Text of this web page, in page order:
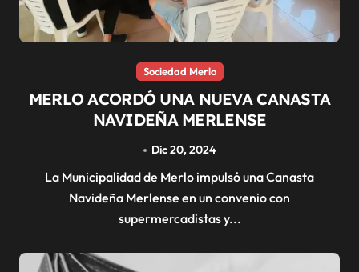
Sociedad Merlo
MERLO ACORDÓ UNA NUEVA CANASTA
NAVIDEÑA MERLENSE
Dic 20, 2024
La Municipalidad de Merlo impulsó una Canasta
Navideña Merlense en un convenio con
supermercadistas y...